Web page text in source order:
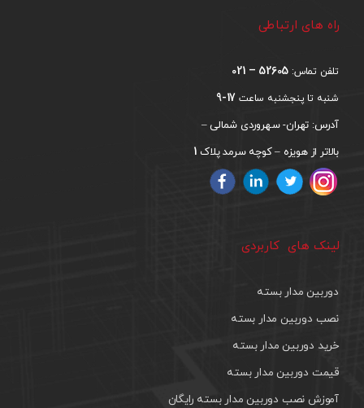
راه های ارتباطی
تلفن تماس: 52605 – 021
شنبه تا پنجشنبه ساعت 17-9
آدرس: تهران- سهروردی شمالی –
بالاتر از هویزه – کوچه سرمد پلاک 1
لینک های کاربردی
دوربین مدار بسته
نصب دوربین مدار بسته
خرید دوربین مدار بسته
قیمت دوربین مدار بسته
آموزش نصب دوربین مدار بسته رایگان